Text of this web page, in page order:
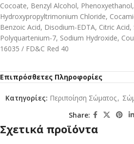
Cocoate, Benzyl Alcohol,
Hydroxypropyltrimonium Chloride,
Benzoic Acid, Disodium-EDTA, Citric Acid,
Polyquartenium-7, Sodium Hydroxide,
16035 / FD&C Red 40
Επιπρόσθετες Πληροφορίες
Κατηγορίες: Περιποίηση Σώματος,
Share:
Σχετικά προϊόντα